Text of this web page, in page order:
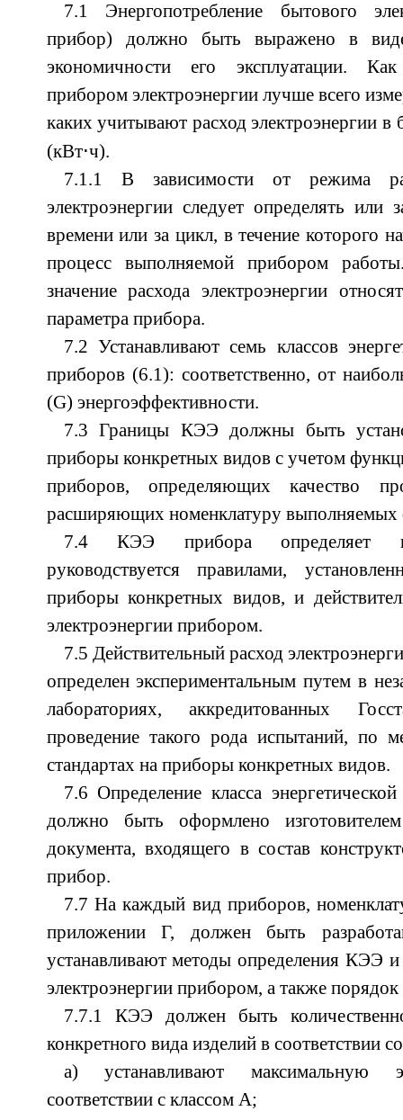
7.1 Энергопотребление бытового
прибор) должно быть выражено в
экономичности его эксплуатации.
прибором электроэнергии лучше всего
каких учитывают расход электроэнергии в
(кВт⋅ч).
7.1.1 В зависимости от режима
электроэнергии следует определять или
времени или за цикл, в течение которого
процесс выполняемой прибором
значение расхода электроэнергии
параметра прибора.
7.2 Устанавливают семь классов
приборов (6.1): соответственно, от
(G) энергоэффективности.
7.3 Границы КЭЭ должны быть
приборы конкретных видов с учетом
приборов, определяющих качество
расширяющих номенклатуру выполняемых
7.4 КЭЭ прибора определяет
руководствуется правилами,
приборы конкретных видов, и
электроэнергии прибором.
7.5 Действительный расход
определен экспериментальным путем в
лабораториях, аккредитованных
проведение такого рода испытаний, по
стандартах на приборы конкретных видов.
7.6 Определение класса
должно быть оформлено
документа, входящего в состав
прибор.
7.7 На каждый вид приборов,
приложении Г, должен быть
устанавливают методы определения КЭЭ и
электроэнергии прибором, а также
7.7.1 КЭЭ должен быть
конкретного вида изделий в соответствии
а) устанавливают максимальную
соответствии с классом А;